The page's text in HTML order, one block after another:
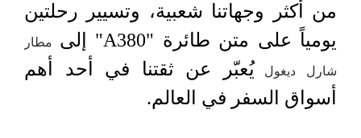
من أكثر وجهاتنا شعبية، وتسيير رحلتين
يومياً على متن طائرة "A380" إلى
مطار
شارل ديغول يُعبّر عن ثقتنا في أحد أهم
أسواق السفر في العالم.